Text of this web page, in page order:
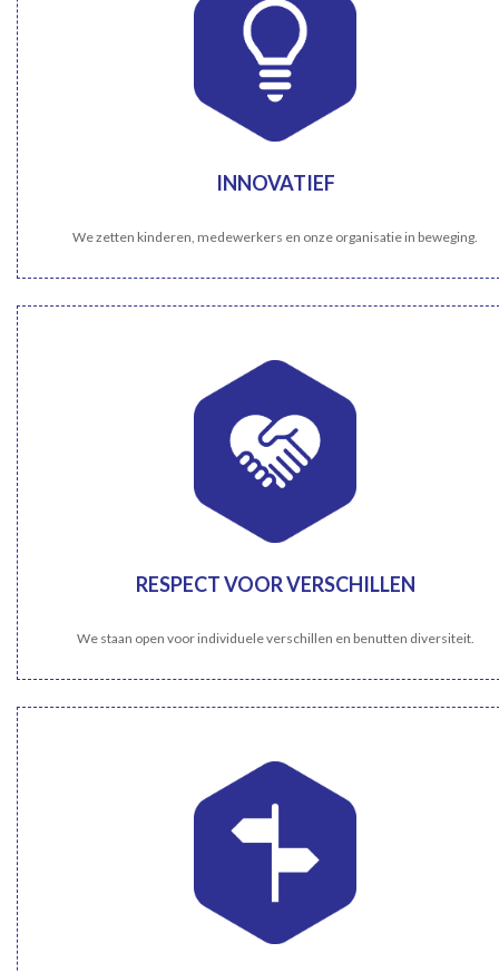
INNOVATIEF
We zetten kinderen, medewerkers en onze organisatie in beweging.
RESPECT VOOR VERSCHILLEN
We staan open voor individuele verschillen en benutten diversiteit.